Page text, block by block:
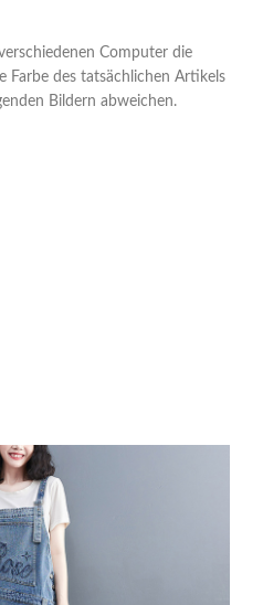
Computer die
Farbe des tatsächlichen Artikels
Bildern abweichen.